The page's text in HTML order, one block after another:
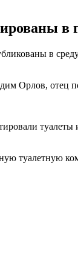
в
в
Орлов, отец
туалеты
туалетную